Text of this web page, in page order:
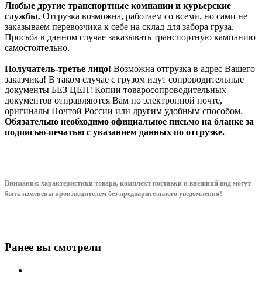
Любые другие транспортные компании и курьерские
службы. Отгрузка возможна, работаем со всеми, но сами не
заказываем перевозчика к себе на склад для забора груза.
Просьба в данном случае заказывать транспортную кампанию
самостоятельно.
Получатель-третье лицо! Возможна отгрузка в адрес Вашего
заказчика! В таком случае с грузом идут сопроводительные
документы БЕЗ ЦЕН! Копии товаросопроводительных
документов отправляются Вам по электронной почте,
оригиналы Почтой России или другим удобным способом.
Обязательно необходимо официальное письмо на бланке за
подписью-печатью с указанием данных по отгрузке.
Внимание: характеристики товара, комплект поставки и внешний вид могут
быть изменены производителем без предварительного уведомления!
Ранее вы смотрели